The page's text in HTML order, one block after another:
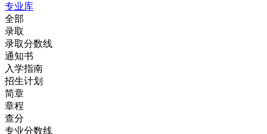
专业库
全部
录取
录取分数线
通知书
入学指南
招生计划
简章
章程
查分
专业分数线